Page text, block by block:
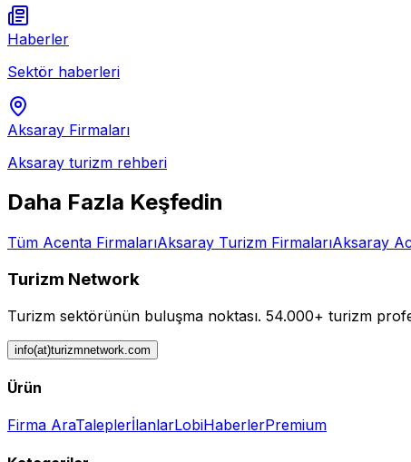
Haberler
Sektör haberleri
Aksaray Firmaları
Aksaray turizm rehberi
Daha Fazla Keşfedin
Tüm Acenta FirmalarıAksaray Turizm FirmalarıAksaray
Turizm Network
Turizm sektörünün buluşma noktası. 54.000+ turizm
info(at)turizmnetwork.com
Ürün
Firma AraTaleplerİlanlarLobiHaberlerPremium